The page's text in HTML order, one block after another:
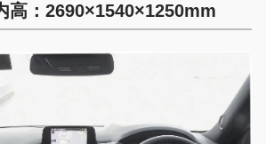
高：2690×1540×1250mm